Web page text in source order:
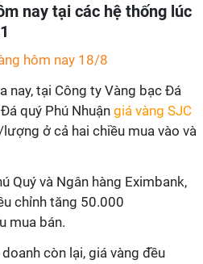
nay tại các hệ thống lúc
hôm nay 18/8
nay, tại Công ty Vàng bạc Đá
quý Phú Nhuận giá vàng SJC
ở cả hai chiều mua vào và
Quý và Ngân hàng Eximbank,
chỉnh tăng 50.000
mua bán.
còn lại, giá vàng đều